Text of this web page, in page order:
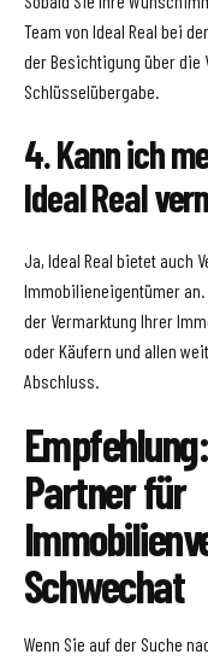
Team von Ideal Real bei
der Besichtigung über
Schlüsselübergabe.
4. Kann ich
Ideal Real
Ja, Ideal Real bietet auch
Immobilieneigentümer an.
der Vermarktung Ihrer
oder Käufern und allen
Abschluss.
Partner für
Schwechat
Wenn Sie auf der Suche